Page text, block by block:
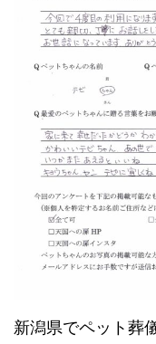
新潟県でペット葬